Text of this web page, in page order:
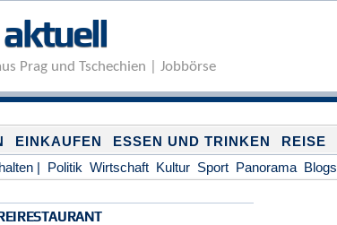
Prag und Tschechien | Jobbörse
EINKAUFEN ESSEN UND TRINKEN REISE
| Politik Wirtschaft Kultur Sport Panorama Blogs